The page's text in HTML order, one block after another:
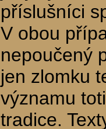
příslušníci
V obou
nepoučený
jen zlomku
významu
tradice.